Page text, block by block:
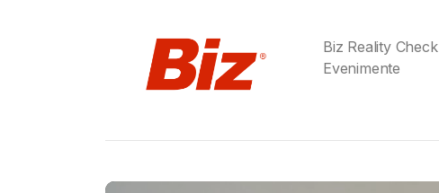
Biz Reality Check
Evenimente